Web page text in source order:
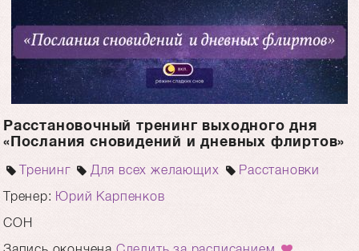
Расстановочный тренинг выходного дня
«Послания сновидений и дневных флиртов»
Тренинг Для всех желающих
Расстановки
Тренер: Юрий Карпенков
СОН